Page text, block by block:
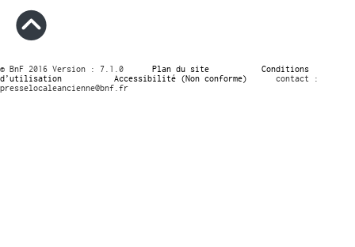
© BnF 2016 Version : 7.1.0 Plan du site
Conditions
d’utilisation
Accessibilité (Non conforme)
contact :
presselocaleancienne@bnf.fr